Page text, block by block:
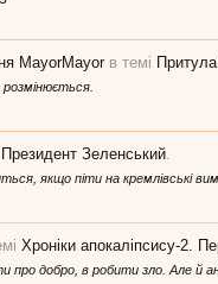
MayorMayorв темі
розмінюється.
Президент Зеленський.
якщо піти на кремлівські
Хроніки апокаліпсису-2.
про добро, в робити зло. Але